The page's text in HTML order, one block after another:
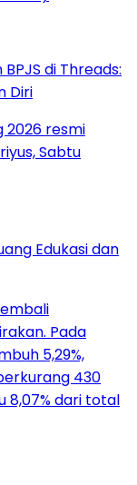
di Threads:
Diri
Edukasi dan